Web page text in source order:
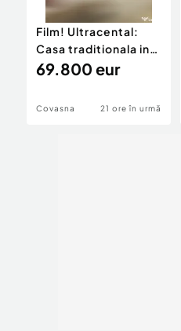
Film! Ultracental:
Casa traditionala in
statiunea Covasna
69.800 eur
Covasna 21 ore în urmă